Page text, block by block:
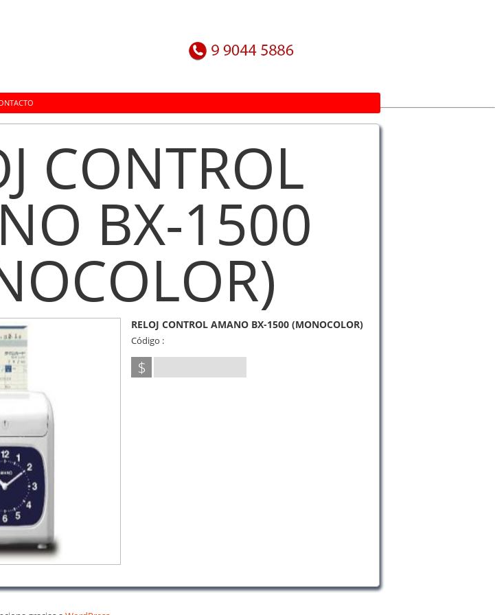
CONTROL
BX-1500
RELOJ CONTROL AMANO BX-1500 (MONOCOLOR)
Código :
$